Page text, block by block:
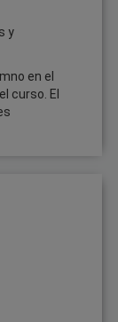
y
en el
curso. El